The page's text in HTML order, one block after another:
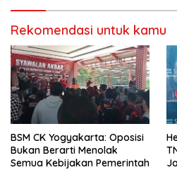
Rekomendasi untuk kamu
BSM CK Yogyakarta: Oposisi
Bukan Berarti Menolak
Semua Kebijakan Pemerintah